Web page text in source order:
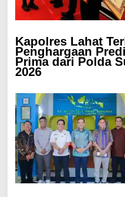
Kapolres Lahat
Penghargaan
Prima dari Polda
2026